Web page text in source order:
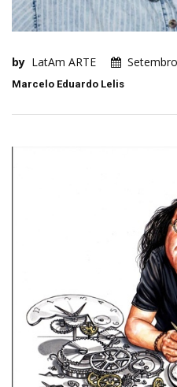
by LatAm ARTE
Marcelo Eduardo Lelis